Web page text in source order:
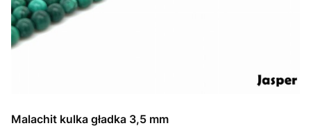
Malachit kulka gładka 3,5 mm